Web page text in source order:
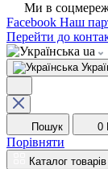
Ми в
Facebook Наш
Перейти до
ua
Пошук 0
Порівняти
Каталог товарів